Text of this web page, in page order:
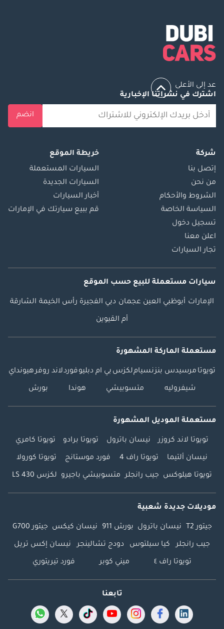
عد إلى الأعلى
اشترك في نشراتنا الإخبارية
انضم
شركة
إتصل بنا
من نحن
الشروط والأحكام
السياسة الخاصة
تسجيل دخول
اعلن معنا
تجار السيارات
خريطة الموقع
السيارات المستعملة
السيارات الجديدة
أخبار السيارات
قم ببيع سيارتك في الإمارات
سيارات مستعملة للبيع حسب الموقع
الإمارات أبوظبي العين عجمان دبي الفجيرة رأس الخيمة الشارقة
أم القيوين
مستعملة الماركة المشهورة
تويوتا مرسيدس بنزنسياملكزس بي ام دبليوفوردلاند روفرهيونداي
شيفروليه متسوبيشي هوندا بورش
مستعملة الموديل المشهورة
تويوتا لاند كروزر نيسان باترول تويوتا برادو تويوتا كامري
نيسان ألتيما تويوتا راف 4 فورد موستانج تويوتا كورولا
تويوتا هيلوكس جيب رانجلر متسوبيشي باجيرو لكزس LS 430
موديلات جديدة شعبية
جيتور T2 نيسان باترول بورش 911 نيسان كيكس جيتور G700
جيب رانجلر كيا سيلتوس دودج تشالينجر نيسان إكس تريل
تويوتا راف ٤ ميني كوبر فورد تيريتوري
تابعنا